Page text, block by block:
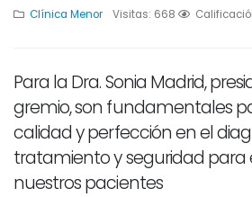
Clínica Menor Visitas: 6681 2 3 4
Para la Dra. Sonia Madrid,
gremio, son fundamentales
calidad y perfección en el
tratamiento y seguridad para
nuestros pacientes